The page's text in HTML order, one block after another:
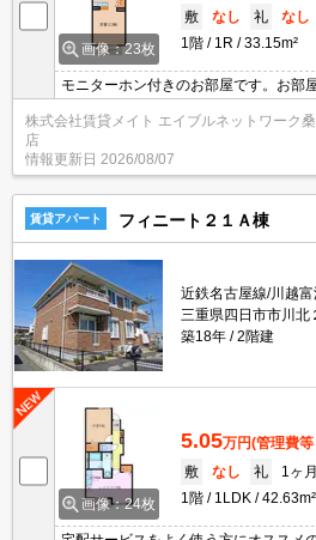
画像：23枚
敷
なし 礼
なし
1階
1R 33.15m²
モニターホン付きのお部屋です。お部
でセキュリティ面はもちろん知らない
もありません。 エアコン付きのお部屋
株式会社賃貸メイト エイブルネットワーク桑
店
情報更新日 2026/08/07
賃貸アパート フィニート２１Ａ棟
近鉄名古屋線/川越
三重県四日市市川北
築18年
2階建
画像：24枚
5.05万円(管理費
敷
なし 礼
1ヶ月
1階
1LDK 42.63m²